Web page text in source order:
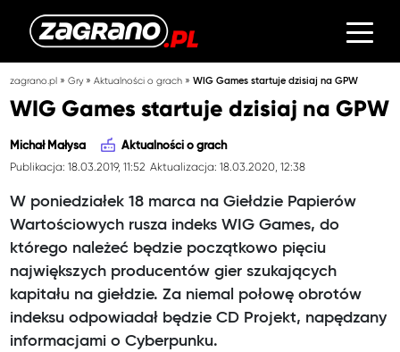
zagrano.pl »Gry»Aktualności o grach »WIG Games startuje dzisiaj na GPW
WIG Games startuje dzisiaj na GPW
Michał Małysa Aktualności o grach
Publikacja: 18.03.2019, 11:52 Aktualizacja: 18.03.2020, 12:38
W poniedziałek 18 marca na Giełdzie Papierów
Wartościowych rusza indeks WIG Games, do
którego należeć będzie początkowo pięciu
największych producentów gier szukających
kapitału na giełdzie. Za niemal połowę obrotów
indeksu odpowiadał będzie CD Projekt, napędzany
informacjami o Cyberpunku.